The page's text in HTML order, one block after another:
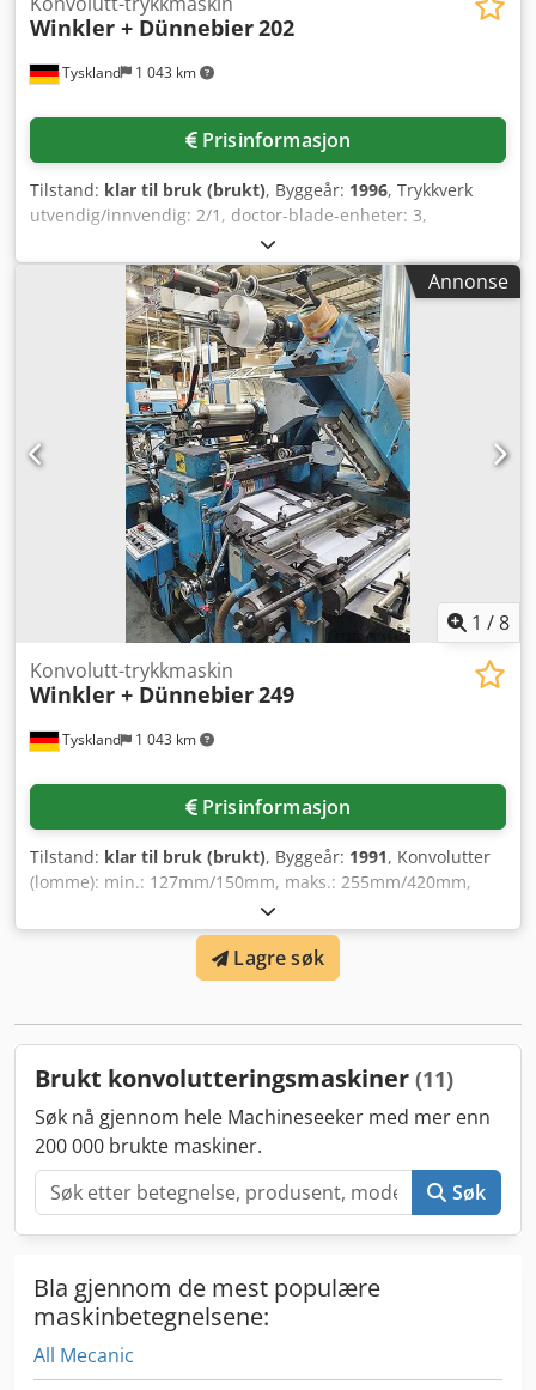
Tyskland 1 043 km
Winkler + Dünnebier202
Prisinformasjon
Tilstand: klar til bruk (brukt), Byggeår: 1996, Trykkverk
utvendig/innvendig: 2/1, doctor-blade-enheter: 3,
produksjonskapasitet: 800 konvolutter/min, vindusstasjon:
Mini-Splice 356 CMG, ruller/splicer: Winkler + Dünnebier
191, banestyring: Web Aligner BST EKR 1000, gummiering:
standard remoist (klaffgummiering), fargepumper: 2,
avsug: vinduschip. Dokumentasjon tilgjengelig.
Besiktigelse på stedet mulig. Djdpfsxbrxfsx Ap Djck
Annonse
1 /8
Tyskland 1 043 km
Konvolutt-trykkmaskin
Winkler + Dünnebier249
Prisinformasjon
Tilstand: klar til bruk (brukt), Byggeår: 1991, Konvolutter
(lomme): min.: 127mm/150mm, maks.: 255mm/420mm,
poser: midtsøm: min.: 228mm/127mm, maks.:
420mm/305mm, sidesøm: min.: 228mm/127mm, maks.:
420mm/262mm. Hastighet: 500 poser/min, papirkvalitet:
80g/m²-150g/m². Dsdpfxjtqnu Aj Ap Djck
Lagre søk
Brukt konvolutteringsmaskiner (11)
Søk nå gjennom hele Machineseeker med mer enn
200 000 brukte maskiner.
Søk
Bla gjennom de mest populære
maskinbetegnelsene:
All Mecanic